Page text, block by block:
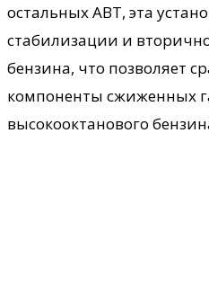
остальных АВТ, эта
стабилизации и
бензина, что позволяет
компоненты сжиженных
высокооктанового